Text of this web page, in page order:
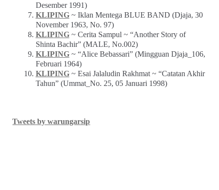
Desember 1991)
KLIPING~ Iklan Mentega BLUE BAND (Djaja, 30
November 1963, No. 97)
KLIPING~ Cerita Sampul ~ “Another Story of
Shinta Bachir” (MALE, No.002)
KLIPING~ “Alice Bebassari” (Mingguan Djaja_106,
Februari 1964)
KLIPING~ Esai Jalaludin Rakhmat ~ “Catatan Akhir
Tahun” (Ummat_No. 25, 05 Januari 1998)
Tweets by warungarsip